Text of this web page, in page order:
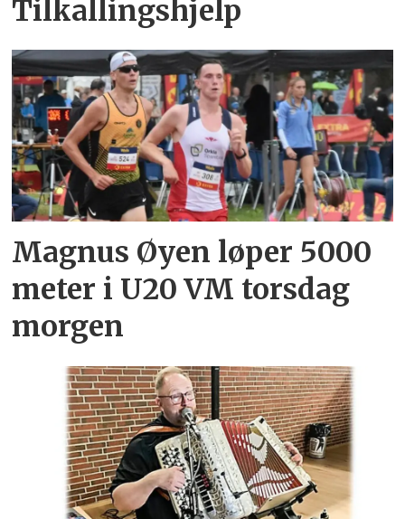
Tilkallingshjelp
Magnus Øyen løper 5000
meter i U20 VM torsdag
morgen